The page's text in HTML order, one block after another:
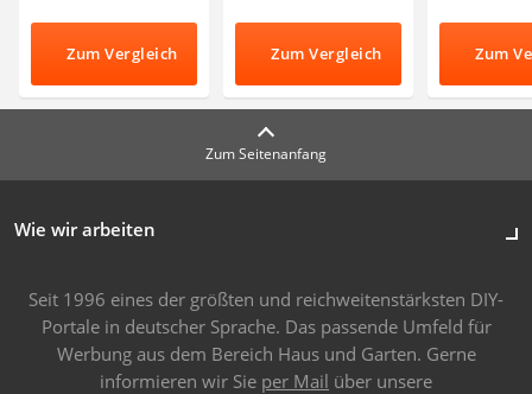
Zum Vergleich Zum Vergleich Zum
Zum Seitenanfang
Wie wir arbeiten
Seit 1996 eines der größten und reichweitenstärksten DIY-
Portale in deutscher Sprache. Das passende Umfeld für
Werbung aus dem Bereich Haus und Garten. Gerne
informieren wir Sie per Mail über unsere